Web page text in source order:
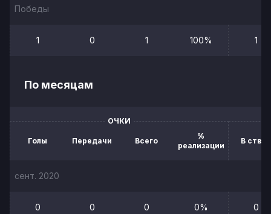
Победы
1 0 1 100% 1
По месяцам
ОЧКИ
Голы Передачи Всего
%
реализации
В створ
сент. 2020
0 0 0 0% 0